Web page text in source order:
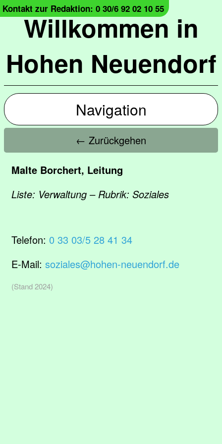
Willkommen in
Hohen Neuendorf
Kontakt zur Redaktion: 0 30/6 92 02 10 55
Navigation
← Zurückgehen
Malte Borchert, Leitung
Liste: Verwaltung – Rubrik: Soziales
Telefon: 0 33 03/5 28 41 34
E-Mail: soziales@hohen-neuendorf.de
(Stand 2024)